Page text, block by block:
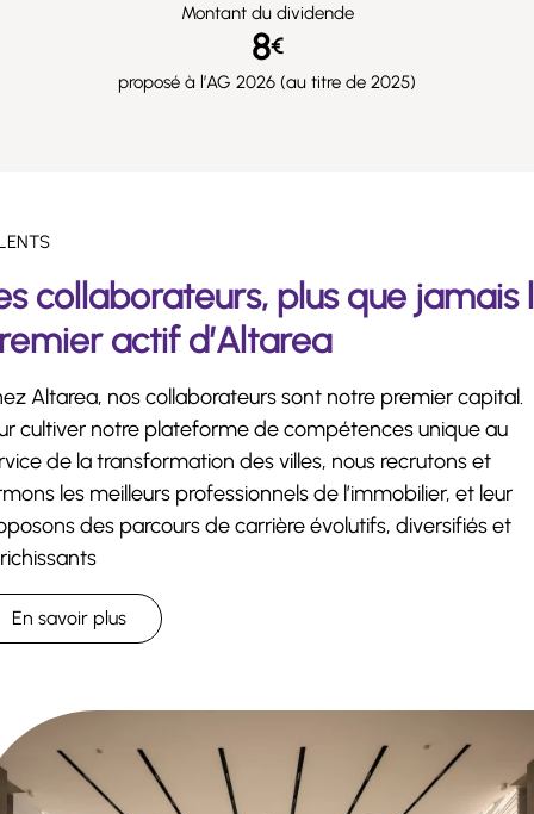
Montant du dividende
8€
proposé à l’AG 2026 (au titre de 2025)
collaborateurs, plus que jamais
actif d’Altarea
Altarea, nos collaborateurs sont notre premier capital.
cultiver notre plateforme de compétences unique au
de la transformation des villes, nous recrutons et
les meilleurs professionnels de l’immobilier, et leur
des parcours de carrière évolutifs, diversifiés et
En savoir plus